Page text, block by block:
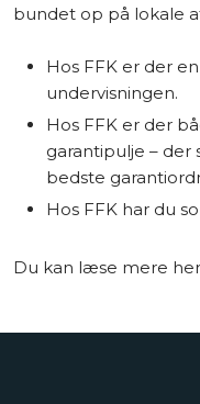
bundet op på lokale
Hos FFK er der
undervisningen.
Hos FFK er der
garantipulje – der
bedste
Hos FFK har du
Du kan læse mere